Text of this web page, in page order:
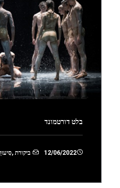
בלט דורטמונד
12/06/2022 ביקורת ,